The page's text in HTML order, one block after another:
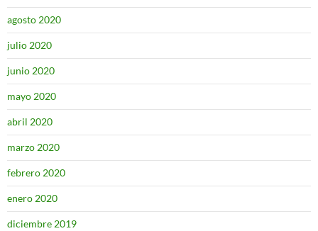
agosto 2020
julio 2020
junio 2020
mayo 2020
abril 2020
marzo 2020
febrero 2020
enero 2020
diciembre 2019